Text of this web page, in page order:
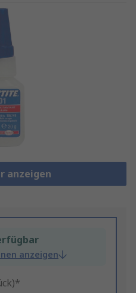
anzeigen
anzeigen